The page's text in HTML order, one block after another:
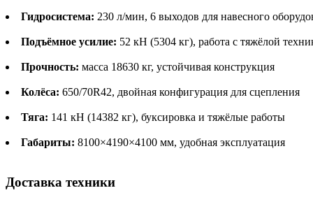
Гидросистема: 230 л/мин, 6 выходов для навесного
Подъёмное усилие: 52 кН (5304 кг), работа с тяжёлой
Прочность: масса 18630 кг, устойчивая конструкция
Колёса: 650/70R42, двойная конфигурация для сцепления
Тяга: 141 кН (14382 кг), буксировка и тяжёлые работы
Габариты: 8100×4190×4100 мм, удобная эксплуатация
Доставка техники